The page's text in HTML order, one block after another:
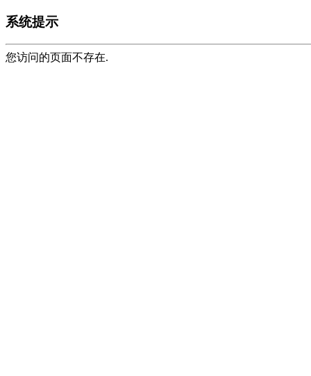
系统提示
您访问的页面不存在.